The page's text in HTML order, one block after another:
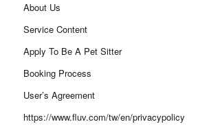
About Us
Service Content
Apply To Be A Pet Sitter
Booking Process
User’s Agreement
https://www.fluv.com/tw/en/privacypolicy